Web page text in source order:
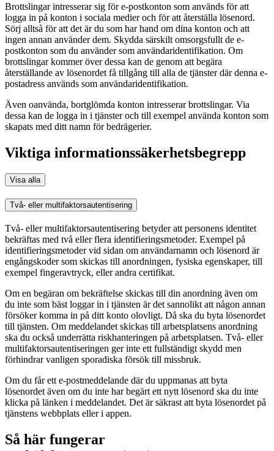
Brottslingar intresserar sig för e-postkonton som används för att
logga in på konton i sociala medier och för att återställa lösenord.
Sörj alltså för att det är du som har hand om dina konton och att
ingen annan använder dem. Skydda särskilt omsorgsfullt de e-
postkonton som du använder som användaridentifikation. Om
brottslingar kommer över dessa kan de genom att begära
återställande av lösenordet få tillgång till alla de tjänster där denna e-
postadress används som användaridentifikation.
Även oanvända, bortglömda konton intresserar brottslingar. Via
dessa kan de logga in i tjänster och till exempel använda konton som
skapats med ditt namn för bedrägerier.
Viktiga informationssäkerhetsbegrepp
Visa alla
Två- eller multifaktorsautentisering
Två- eller multifaktorsautentisering betyder att personens identitet
bekräftas med två eller flera identifieringsmetoder. Exempel på
identifieringsmetoder vid sidan om användarnamn och lösenord är
engångskoder som skickas till anordningen, fysiska egenskaper, till
exempel fingeravtryck, eller andra certifikat.
Om en begäran om bekräftelse skickas till din anordning även om
du inte som bäst loggar in i tjänsten är det sannolikt att någon annan
försöker komma in på ditt konto olovligt. Då ska du byta lösenordet
till tjänsten. Om meddelandet skickas till arbetsplatsens anordning
ska du också underrätta riskhanteringen på arbetsplatsen. Två- eller
multifaktorsautentiseringen ger inte ett fullständigt skydd men
förhindrar vanligen sporadiska försök till missbruk.
Om du får ett e-postmeddelande där du uppmanas att byta
lösenordet även om du inte har begärt ett nytt lösenord ska du inte
klicka på länken i meddelandet. Det är säkrast att byta lösenordet på
tjänstens webbplats eller i appen.
Så här fungerar